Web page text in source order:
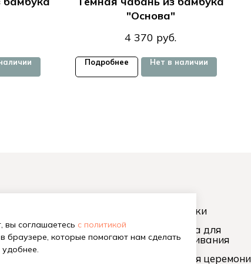
"Основа"
4 370 руб.
Подробнее Нет в наличии
Китайский чай
Чайники
Посуда для
заваривания
Чайная
вы соглашаетесь с политикой
браузере, которые помогают нам сделать